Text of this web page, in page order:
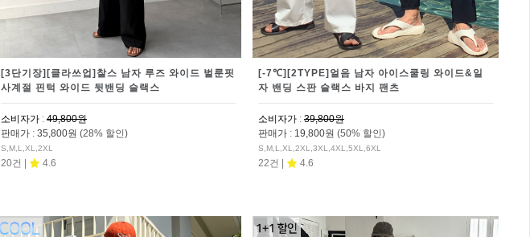
[3단기장][클라쓰업]찰스 남자 루즈 와이드 벌룬핏
사계절 핀턱 와이드 뒷밴딩 슬랙스
소비자가 : 49,800원
판매가 : 35,800원 (28% 할인)
S,M,L,XL,2XL
20건 | 4.6
[-7℃][2TYPE]얼음 남자 아이스쿨링 와이드&일
자 밴딩 스판 슬랙스 바지 팬츠
소비자가 : 39,800원
판매가 : 19,800원 (50% 할인)
S,M,L,XL,2XL,3XL,4XL,5XL,6XL
22건 | 4.6